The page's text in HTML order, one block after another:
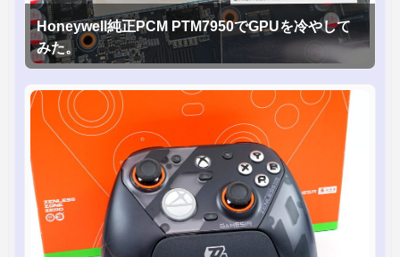
Honeywell純正PCM PTM7950でGPUを冷やして
みた。